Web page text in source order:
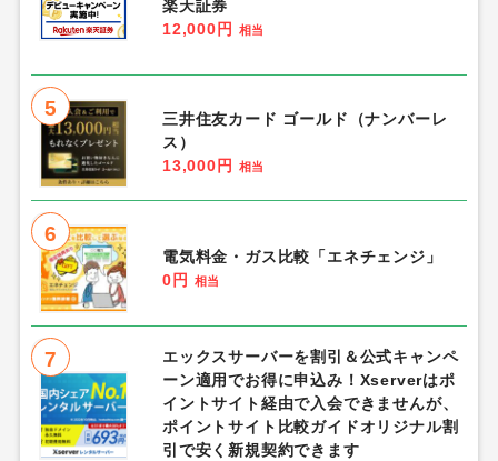
楽天証券
12,000円
相当
5
三井住友カード ゴールド（ナンバーレ
ス）
13,000円
相当
6
電気料金・ガス比較「エネチェンジ」
0円
相当
7
エックスサーバーを割引＆公式キャンペ
ーン適用でお得に申込み！Xserverはポ
イントサイト経由で入会できませんが、
ポイントサイト比較ガイドオリジナル割
引で安く新規契約できます